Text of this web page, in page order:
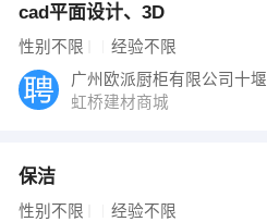
黄小姐 发布 [安保
柯小姐 发布 [地板
【十堰金诏贸易有
cad平面设计、3D
性别不限 经验不限
虹桥建材商城
保洁
性别不限 经验不限